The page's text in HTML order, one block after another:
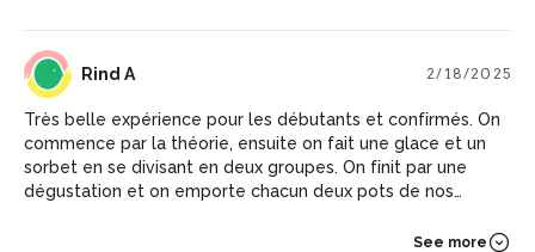
RA Rind A 2/18/2025
Très belle expérience pour les débutants et confirmés. On
commence par la théorie, ensuite on fait une glace et un
sorbet en se divisant en deux groupes. On finit par une
dégustation et on emporte chacun deux pots de nos
Les glaces sont vraiment délicieuses et gardent la même
See more